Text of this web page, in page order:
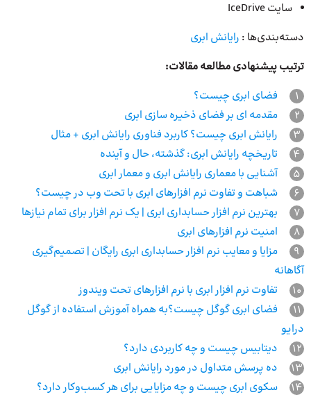
سایت IceDrive
دسته‌بندی‌ها : رایانش ابری
ترتیب پیشنهادی مطالعه مقالات:
1
فضای ابری چیست؟
2
مقدمه ای بر فضای ذخیره سازی ابری
3
رایانش ابری چیست؟ کاربرد فناوری رایانش ابری + مثال
4
تاریخچه رایانش ابری: گذشته، حال و آینده
5
آشنایی با معماری رایانش ابری و معمار ابری
6
شباهت و تفاوت نرم افزارهای ابری با تحت وب در چیست؟
7
بهترین نرم افزار حسابداری ابری | یک نرم افزار برای تمام نیازها
8
امنیت نرم‌ افزارهای ابری
9
مزایا و معایب نرم افزار حسابداری ابری رایگان | تصمیم‌گیری
آگاهانه
10
تفاوت نرم‌ افزار ابری با نرم‌ افزارهای تحت ویندوز
11
فضای ابری گوگل چیست؟به همراه آموزش استفاده از گوگل
درایو
12
دیتابیس چیست و چه کاربردی دارد؟
13
ده پرسش متداول در مورد رایانش ابری
14
سکوی ابری چیست و چه مزایایی برای هر کسب‌و‌کار دارد؟